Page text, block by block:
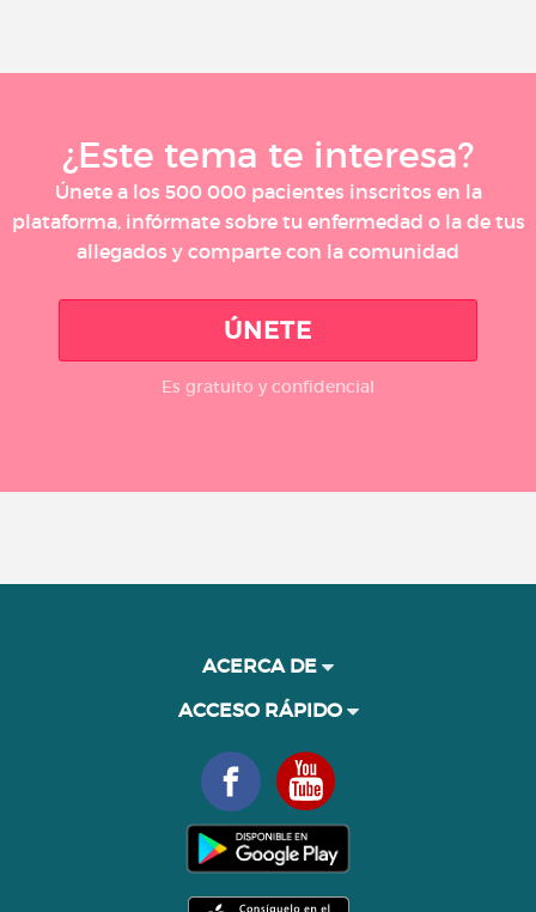
¿Este tema te interesa?
Únete a los 500 000 pacientes inscritos en la
plataforma, infórmate sobre tu enfermedad o la de tus
allegados y comparte con la comunidad
ÚNETE
Es gratuito y confidencial
ACERCA DE
ACCESO RÁPIDO